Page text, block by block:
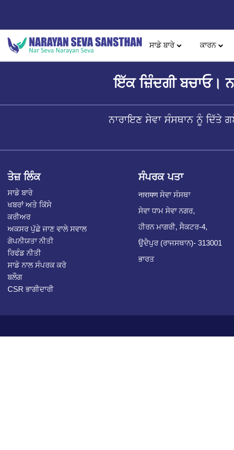
ਸਾਡੇ ਬਾਰੇ ਕਾਰਨ
ਇੱਕ ਜ਼ਿੰਦਗੀ ਬਚਾਓ।
ਨਾਰਾਇਣ ਸੇਵਾ ਸੰਸਥਾਨ ਨੂੰ ਦਿੱਤੇ
ਤੇਜ਼ ਲਿੰਕ
ਸਾਡੇ ਬਾਰੇ
ਖਬਰਾਂ ਅਤੇ ਕਿੱਸੇ
ਕਰੀਅਰ
ਅਕਸਰ ਪੁੱਛੇ ਜਾਣ ਵਾਲੇ ਸਵਾਲ
ਗੋਪਨੀਯਤਾ ਨੀਤੀ
ਰਿਫੰਡ ਨੀਤੀ
ਸਾਡੇ ਨਾਲ ਸੰਪਰਕ ਕਰੋ
ਬਲੌਗ
CSR ਭਾਗੀਦਾਰੀ
ਸੰਪਰਕ ਪਤਾ
नारायण ਸੇਵਾ ਸੰਸਥਾ
ਸੇਵਾ ਧਾਮ ਸੇਵਾ ਨਗਰ,
ਹੀਰਨ ਮਾਗਰੀ, ਸੈਕਟਰ-4,
ਉਦੈਪੁਰ (ਰਾਜਸਥਾਨ)- 313001
ਭਾਰਤ